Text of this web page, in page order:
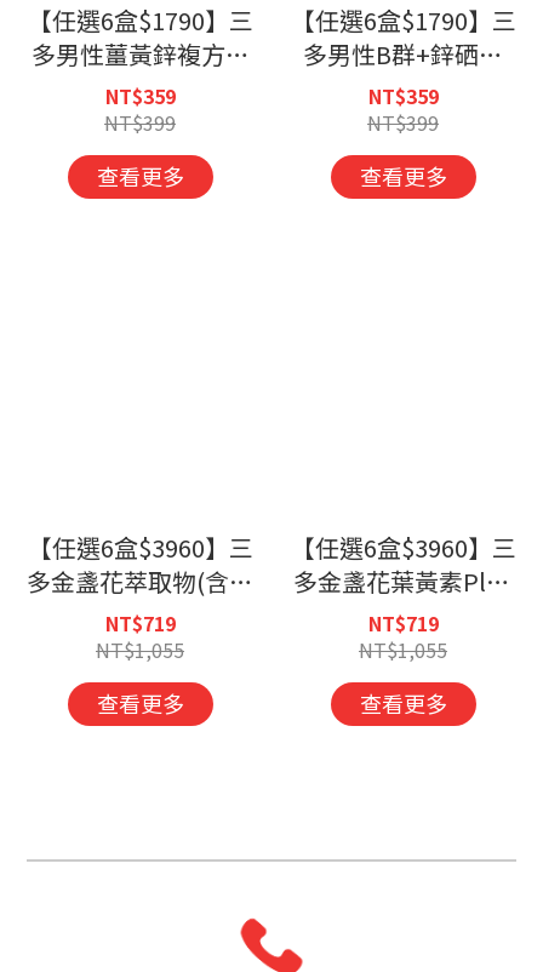
【任選6盒$1790】三
多男性薑黃鋅複方錠
(60錠/盒)
NT$359
NT$399
查看更多
【任選6盒$1790】三
多男性B群+鋅硒錠
(60錠/盒)
NT$359
NT$399
查看更多
【任選6盒$3960】三
多金盞花萃取物(含葉
黃素)複方軟膠囊 (100
粒/盒)-特惠活動商品
恕不折抵購物金
NT$719
NT$1,055
查看更多
【任選6盒$3960】三
多金盞花葉黃素Plus
蝦紅素軟膠囊 (50粒/
盒)-特惠活動商品恕不
折抵購物金
NT$719
NT$1,055
查看更多